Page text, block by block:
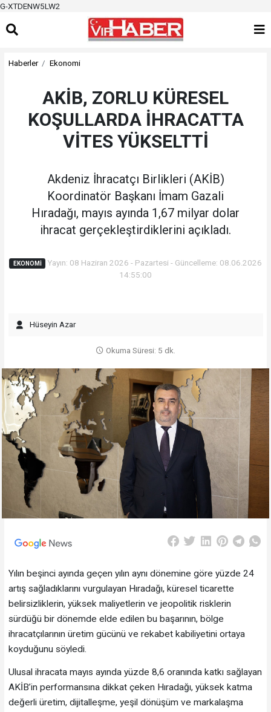
G-XTDENW5LW2
Haberler Ekonomi
AKİB, ZORLU KÜRESEL
KOŞULLARDA İHRACATTA
VİTES YÜKSELTTİ
Akdeniz İhracatçı Birlikleri (AKİB)
Koordinatör Başkanı İmam Gazali
Hıradağı, mayıs ayında 1,67 milyar dolar
ihracat gerçekleştirdiklerini açıkladı.
EKONOMI
Yayın: 08 Haziran 2026 - Pazartesi - Güncelleme: 08.06.2026
14:55:00
Hüseyin Azar
Okuma Süresi: 5 dk.
Yılın beşinci ayında geçen yılın aynı dönemine göre yüzde 24
artış sağladıklarını vurgulayan Hıradağı, küresel ticarette
belirsizliklerin, yüksek maliyetlerin ve jeopolitik risklerin
sürdüğü bir dönemde elde edilen bu başarının, bölge
ihracatçılarının üretim gücünü ve rekabet kabiliyetini ortaya
koyduğunu söyledi.
Ulusal ihracata mayıs ayında yüzde 8,6 oranında katkı sağlayan
AKİB’in performansına dikkat çeken Hıradağı, yüksek katma
değerli üretim, dijitalleşme, yeşil dönüşüm ve markalaşma